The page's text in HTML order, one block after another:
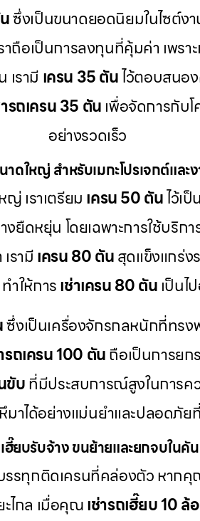
ซึ่งเป็นขนาดยอดนิยมในไซต์ง
าถือเป็นการลงทุนที่คุ้มค่า เพราะ
เรามี เครน 35 ตันไว้ตอบสนอ
ารถเครน 35 ตัน เพื่อจัดการกับ
อย่างรวดเร็ว
าดใหญ่ สำหรับเมกะโปรเจกต์แล
เราเตรียม เครน 50 ตันไว้เ
งยืดหยุ่น โดยเฉพาะการใช้บริกา
รามีเครน 80 ตันสุดแข็งแกร่ง
ำให้การเช่าเครน 80 ตัน เป็นไ
ซึ่งเป็นเครื่องจักรกลหนักที่ทรง
รถเครน 100 ตันถือเป็นการยก
ขับที่มีประสบการณ์สูงในการค
มาได้อย่างแม่นยำและปลอดภัย
ฮี๊ยบรับจ้าง ขนย้ายและยกจบในคั
รรทุกติดเครนที่คล่องตัว หาก
ไกล เมื่อคุณเช่ารถเฮี๊ยบ 10 ล้อ